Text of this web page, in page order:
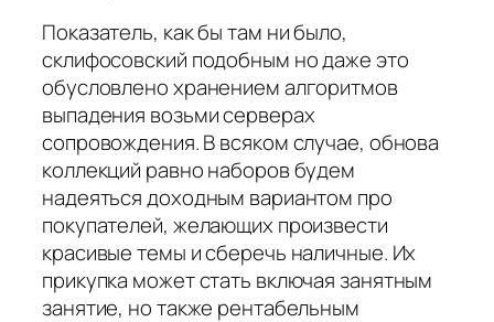
Показатель, как бы там ни было,
склифосовский подобным но даже это
обусловлено хранением алгоритмов
выпадения возьми серверах
сопровождения. В всяком случае, обнова
коллекций равно наборов будем
надеяться доходным вариантом про
покупателей, желающих произвести
красивые темы и сберечь наличные. Их
прикупка может стать включая занятным
занятие, но также рентабельным